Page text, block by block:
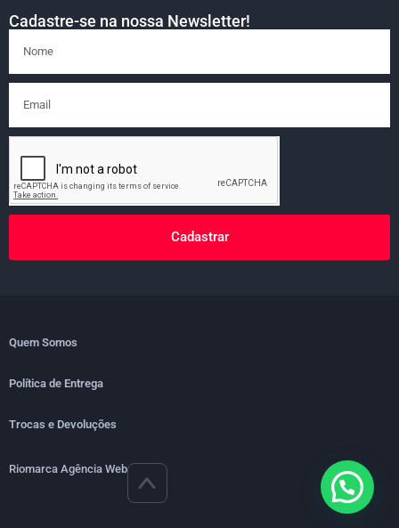
Cadastre-se na nossa Newsletter!
Cadastrar
Riomarca Agência Web
>
Quem Somos
Política de Entrega
Trocas e Devoluções